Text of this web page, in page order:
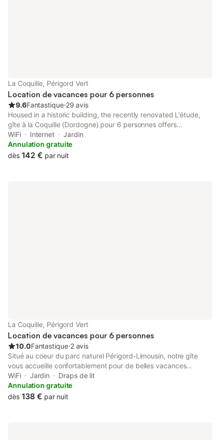
La Coquille, Périgord Vert
Location de vacances pour 6 personnes
9.6Fantastique⋅29 avis
Housed in a historic building, the recently renovated L'étude,
gîte à la Coquille (Dordogne) pour 6 personnes offers
accommodation with a garden and free WiFi.
WiFi Internet
Jardin
Annulation gratuite
dès 142 € par nuit
La Coquille, Périgord Vert
Location de vacances pour 6 personnes
10.0Fantastique⋅2 avis
Situé au coeur du parc naturel Périgord-Limousin, notre gîte
vous accueille confortablement pour de belles vacances
proches de la nature. Ses 88m2 proposent assez d'espace pour
6 personnes: deux lits simples (90x190cm) sont présents dans
la chambre côté rue, un lit double (160 x 200cm) équipe la
WiFi Jardin
Draps de lit
Annulation gratuite
dès 138 € par nuit